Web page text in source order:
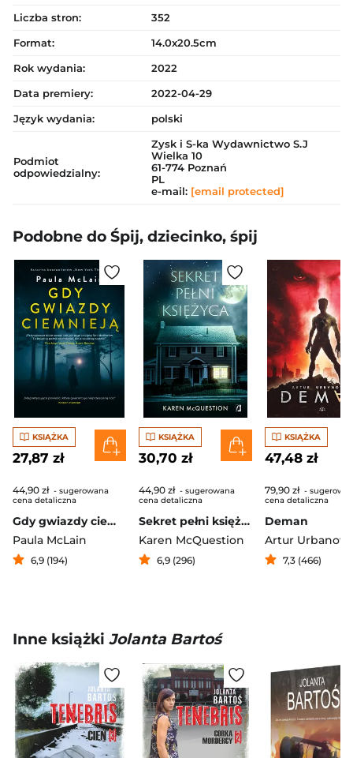
Liczba stron:
352
Format:
14.0x20.5cm
Rok wydania:
2022
Data premiery:
2022-04-29
Język wydania:
polski
Podmiot
odpowiedzialny:
Zysk i S-ka Wydawnictwo S.J
Wielka 10
61-774 Poznań
PL
e-mail: [email protected]
Podobne do Śpij, dziecinko, śpij
KSIĄŻKA
27,87 zł
44,90 zł - sugerowana
cena detaliczna
Gdy gwiazdy ciemnieją
Paula McLain
6,9 (194)
KSIĄŻKA
30,70 zł
44,90 zł - sugerowana
cena detaliczna
Sekret pełni księżyca
Karen McQuestion
6,9 (296)
KSIĄŻKA
47,48 zł
79,90 zł -
cena detaliczna
Deman
Artur
7,3 (466)
Inne książki Jolanta Bartoś